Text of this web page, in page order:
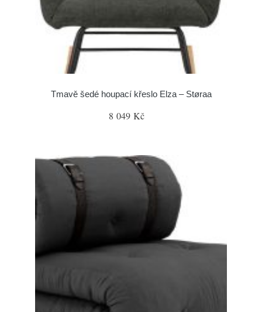
Tmavě šedé houpací křeslo Elza – Støraa
8 049 Kč